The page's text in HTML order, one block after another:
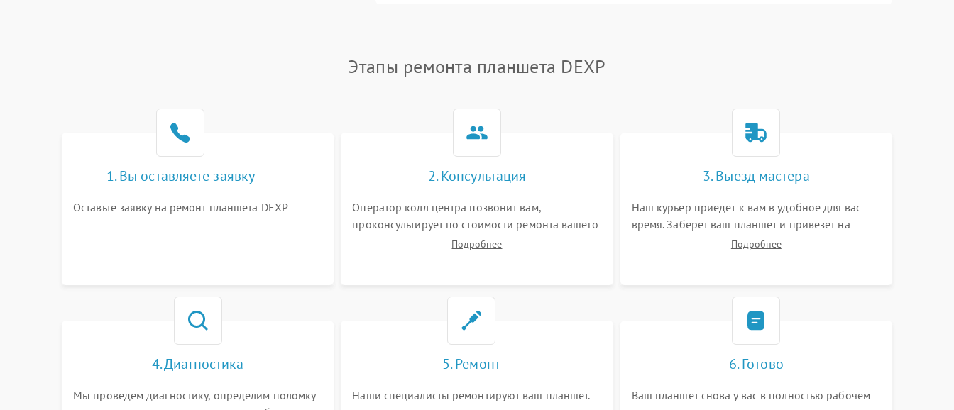
Этапы ремонта планшета DEXP
1. Вы оставляете заявку
Оставьте заявку на ремонт планшета DEXP
2. Консультация
Оператор колл центра позвонит вам,
проконсультирует по стоимости ремонта вашего
планшета а также ответит на все ваши вопросы.
Подробнее
3. Выезд мастера
Наш курьер приедет к вам в удобное для вас
время. Заберет ваш планшет и привезет на
склад для диагностики.Подробнее
4. Диагностика
Мы проведем диагностику, определим поломку
5. Ремонт
Наши специалисты ремонтируют ваш планшет.
6. Готово
Ваш планшет снова у вас в полностью рабочем